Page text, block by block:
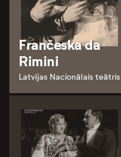
Frančeska da
Rimini
Latvijas Nacionālais teātris